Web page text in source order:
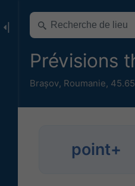
Prévisions
Brașov, Roumanie,
point+